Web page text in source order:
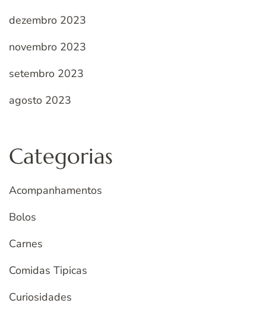
dezembro 2023
novembro 2023
setembro 2023
agosto 2023
Categorias
Acompanhamentos
Bolos
Carnes
Comidas Tipicas
Curiosidades